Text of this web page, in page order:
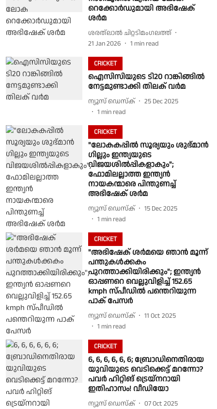
റെക്കോർഡുമായി അഭിഷേക്
ശർമ
ശരത്‌ലാൽ ചിറ്റടിമംഗലത്ത്
21 Jan 2026
1 min read
CRICKET
ഐസിസിയുടെ ടി20 റാങ്കിങ്ങിൽ
നേട്ടമുണ്ടാക്കി തിലക് വർമ
ന്യൂസ് ഡെസ്ക്
25 Dec 2025
1 min read
CRICKET
"ലോകകപ്പിൽ സൂര്യയും ശുഭ്മാൻ
ഗില്ലും ഇന്ത്യയുടെ
വിജയശിൽപ്പികളാകും";
ഫോമിലല്ലാത്ത ഇന്ത്യൻ
നായകന്മാരെ പിന്തുണച്ച്
അഭിഷേക് ശർമ
ന്യൂസ് ഡെസ്ക്
15 Dec 2025
1 min read
CRICKET
"അഭിഷേക് ശർമയെ ഞാൻ മൂന്ന്
പന്തുകൾക്കകം
പുറത്താക്കിയിരിക്കും"; ഇന്ത്യൻ
ഓപ്പണറെ വെല്ലുവിളിച്ച് 152.65
kmph സ്പീഡിൽ പന്തെറിയുന്ന
പാക് പേസർ
ന്യൂസ് ഡെസ്ക്
11 Oct 2025
1 min read
CRICKET
6, 6, 6, 6, 6, 6; ബ്രോഡിനെതിരായ
യുവിയുടെ വെടിക്കെട്ട് മറന്നോ?
പവർ ഹിറ്റിങ് ട്രെയ്നറായി
ഇതിഹാസം! വീഡിയോ
ന്യൂസ് ഡെസ്ക്
07 Oct 2025